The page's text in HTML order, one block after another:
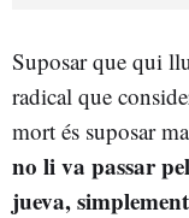
Suposar que qui
radical que
mort és suposar
no li va passar
jueva, simplement